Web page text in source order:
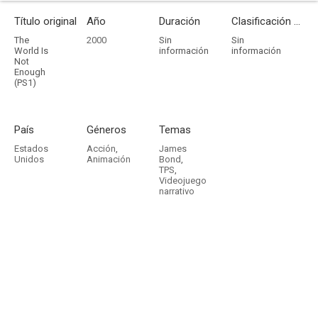
Título original
The
World Is
Not
Enough
(PS1)
Año
2000
Duración
Sin
información
Clasificación por edades
Sin
información
País
Estados
Unidos
Géneros
Acción,
Animación
Temas
James
Bond,
TPS,
Videojuego
narrativo